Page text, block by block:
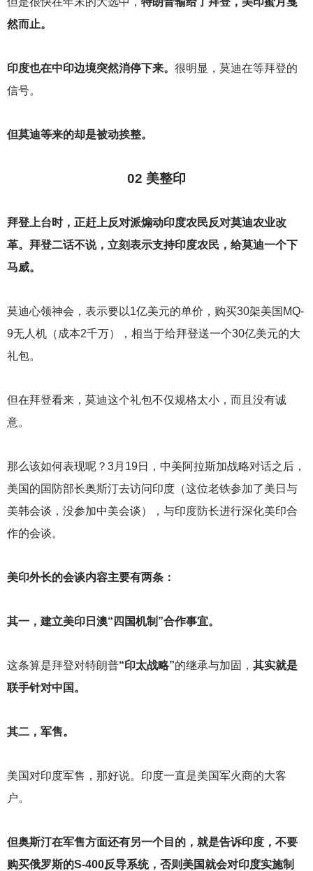
然而止。
印度也在中印边境突然消停下来。 很明显，莫迪在等拜登的
信号。
但莫迪等来的却是被动挨整。
02 美整印
拜登上台时，正赶上反对派煽动印度农民反对莫迪农业改
革。拜登二话不说，立刻表示支持印度农民，给莫迪一个下
马威。
莫迪心领神会，表示要以1亿美元的单价，购买30架美国MQ-
9无人机（成本2千万），相当于给拜登送一个30亿美元的大
礼包。
但在拜登看来，莫迪这个礼包不仅规格太小，而且没有诚
意。
那么该如何表现呢？3月19日，中美阿拉斯加战略对话之后，
美国的国防部长奥斯汀去访问印度（这位老铁参加了美日与
美韩会谈，没参加中美会谈），与印度防长进行深化美印合
作的会谈。
美印外长的会谈内容主要有两条：
其一，建立美印日澳“四国机制”合作事宜。
这条算是拜登对特朗普“印太战略”的继承与加固， 其实就是
联手针对中国。
其二，军售。
美国对印度军售，那好说。印度一直是美国军火商的大客
户。
但奥斯汀在军售方面还有另一个目的，就是告诉印度，不要
购买俄罗斯的S-400反导系统，否则美国就会对印度实施制